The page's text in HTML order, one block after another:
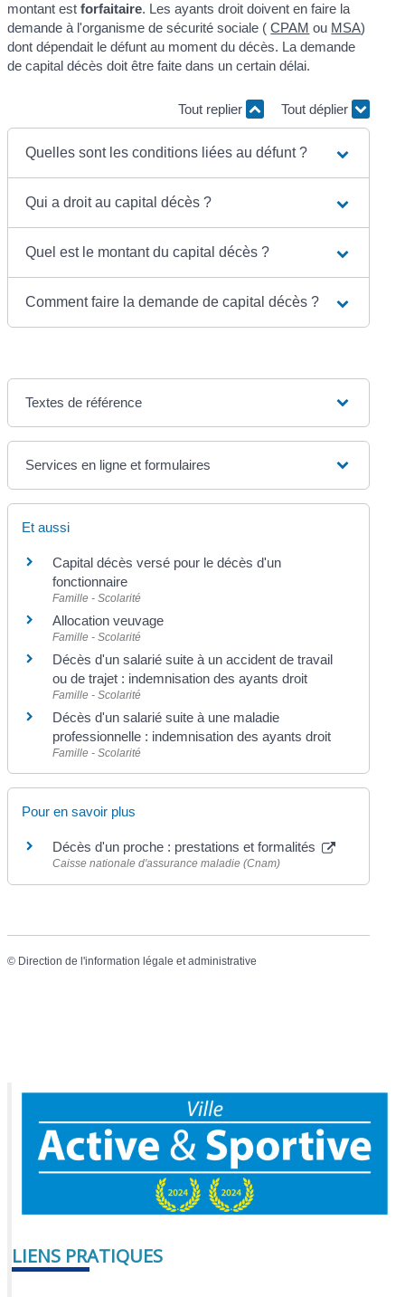
montant estforfaitaire. Les ayants droit doivent en faire la
demande à l'organisme de sécurité sociale (CPAM ou MSA)
dont dépendait le défunt au moment du décès. La demande
de capital décès doit être faite dans un certain délai.
Tout replier Tout déplier
Quelles sont les conditions liées au défunt ?
Qui a droit au capital décès ?
Quel est le montant du capital décès ?
Comment faire la demande de capital décès ?
Textes de référence
Services en ligne et formulaires
Et aussi
Capital décès versé pour le décès d'un
fonctionnaire
Famille - Scolarité
Allocation veuvage
Famille - Scolarité
Décès d'un salarié suite à un accident de travail
ou de trajet : indemnisation des ayants droit
Famille - Scolarité
Décès d'un salarié suite à une maladie
professionnelle : indemnisation des ayants droit
Famille - Scolarité
Pour en savoir plus
Décès d'un proche : prestations et formalités
Caisse nationale d'assurance maladie (Cnam)
© Direction de l'information légale et administrative
LIENS PRATIQUES